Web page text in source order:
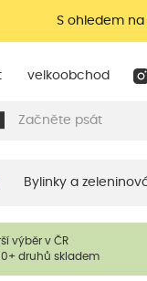
S ohledem
velkoobchod
Bylinky a
výběr v ČR
druhů skladem